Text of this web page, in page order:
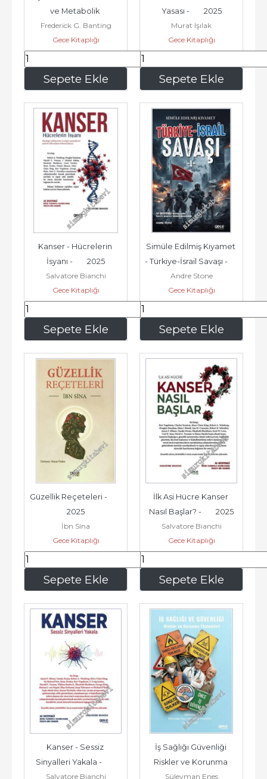
Sepete Ekle
ve Metabolik
Sinyalizasyon -        2025
Frederick G. Banting
Gece Kitaplığı
149,50 Sepete Ekle
Yasası -        2025
Murat Işılak
Gece Kitaplığı
247,00
Sepete Ekle
Kanser - Hücrelerin
İsyanı -        2025
Salvatore Bianchi
Gece Kitaplığı
175,50 Sepete Ekle
Simüle Edilmiş Kıyamet
- Türkiye-İsrail Savaşı -
2025
Andre Stone
Gece Kitaplığı
195,00
Sepete Ekle
Güzellik Reçeteleri -
2025
İbn Sina
Gece Kitaplığı
178,75 Sepete Ekle
İlk Asi Hücre Kanser
Nasıl Başlar? -        2025
Salvatore Bianchi
Gece Kitaplığı
156,00
Kanser - Sessiz
Sinyalleri Yakala -
2025
Salvatore Bianchi
İş Sağlığı Güvenliği
Riskler ve Korunma
Yöntemleri -        2025
Süleyman Enes